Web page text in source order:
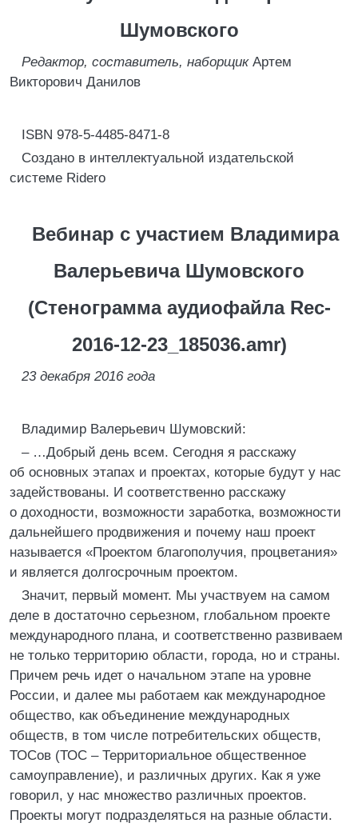
Шумовского
Редактор, составитель, наборщикАртем
Викторович Данилов
ISBN 978-5-4485-8471-8
Создано в интеллектуальной издательской
системе Ridero
Вебинар с участием Владимира
Валерьевича Шумовского
(Стенограмма аудиофайла Rec-
2016-12-23_185036.amr)
23 декабря 2016 года
Владимир Валерьевич Шумовский:
– …Добрый день всем. Сегодня я расскажу
об основных этапах и проектах, которые будут у нас
задействованы. И соответственно расскажу
о доходности, возможности заработка, возможности
дальнейшего продвижения и почему наш проект
называется «Проектом благополучия, процветания»
и является долгосрочным проектом.
Значит, первый момент. Мы участвуем на самом
деле в достаточно серьезном, глобальном проекте
международного плана, и соответственно развиваем
не только территорию области, города, но и страны.
Причем речь идет о начальном этапе на уровне
России, и далее мы работаем как международное
общество, как объединение международных
обществ, в том числе потребительских обществ,
ТОСов (ТОС – Территориальное общественное
самоуправление), и различных других. Как я уже
говорил, у нас множество различных проектов.
Проекты могут подразделяться на разные области.